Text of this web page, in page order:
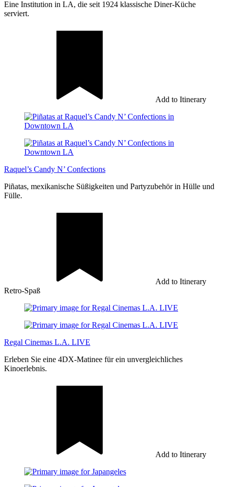
Eine Institution in LA, die seit 1924 klassische Diner-Küche
serviert.
Add to Itinerary
Raquel’s Candy N’ Confections
Piñatas, mexikanische Süßigkeiten und Partyzubehör in Hülle und
Fülle.
Add to Itinerary
Retro-Spaß
Regal Cinemas L.A. LIVE
Erleben Sie eine 4DX-Matinee für ein unvergleichliches
Kinoerlebnis.
Add to Itinerary